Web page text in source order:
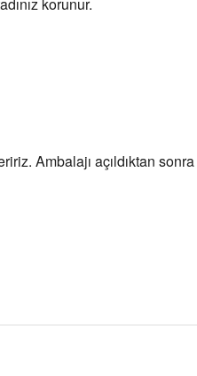
korunur.
Ambalajı açıldıktan